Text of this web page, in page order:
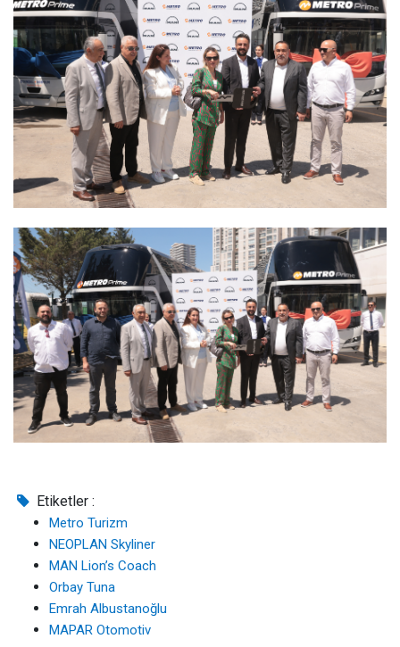
Etiketler :
Metro Turizm
NEOPLAN Skyliner
MAN Lion’s Coach
Orbay Tuna
Emrah Albustanoğlu
MAPAR Otomotiv